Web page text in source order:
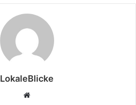
LokaleBlicke
Webseite